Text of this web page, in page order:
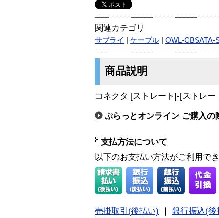
関連カテゴリ
サプライ ケーブル OWL-CBSATA-
商品説明
コネクタ [ストレート]-[ストレー
ぷらっとオンライン ご購入の
支払方法について
以下のお支払い方法がご利用で
売掛取引(後払い)
銀行振込(後